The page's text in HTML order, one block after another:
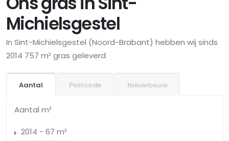
Michielsgestel
In Sint-Michielsgestel (Noord-Brabant) hebben wij sinds
2014 757 m² gras geleverd
Aantal Postcode Nieuwbouw
Aantal m²
2014 - 67 m²